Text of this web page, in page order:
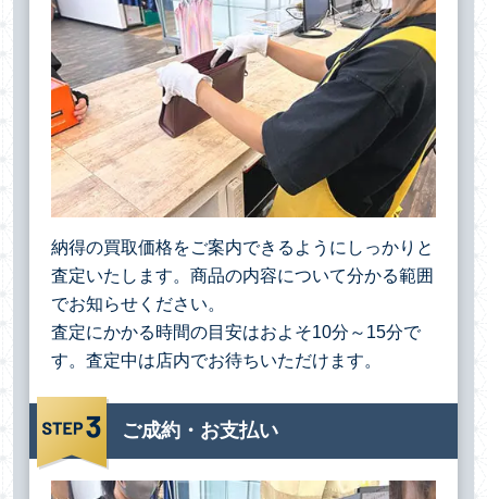
納得の買取価格をご案内できるようにしっかりと
査定いたします。商品の内容について分かる範囲
でお知らせください。
査定にかかる時間の目安はおよそ10分～15分で
す。査定中は店内でお待ちいただけます。
ご成約・お支払い